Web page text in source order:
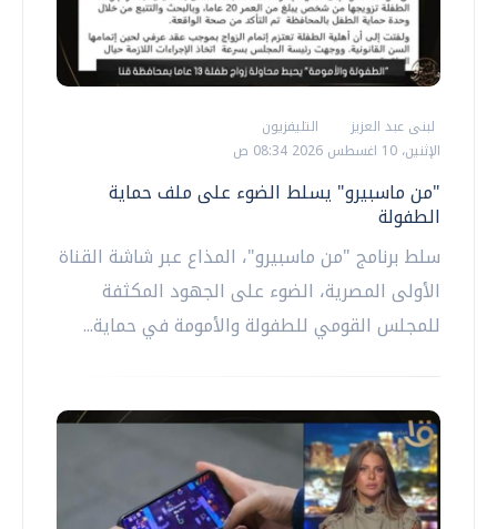
لبنى عبد العزيز
التليفزيون
الإثنين، 10 اغسطس 2026 08:34 ص
"من ماسبيرو" يسلط الضوء على ملف حماية
الطفولة
سلط برنامج "من ماسبيرو"، المذاع عبر شاشة القناة
الأولى المصرية، الضوء على الجهود المكثفة
للمجلس القومي للطفولة والأمومة في حماية...